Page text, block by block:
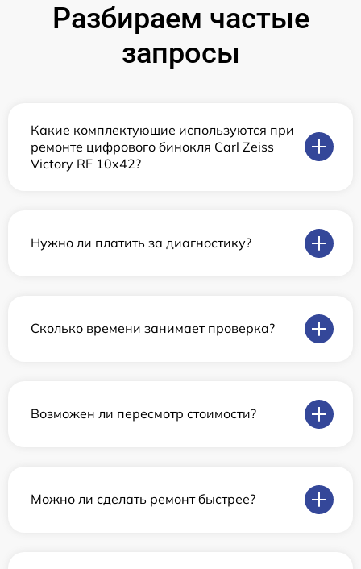
Разбираем частые
запросы
Какие комплектующие используются при
ремонте цифрового бинокля Carl Zeiss
Victory RF 10x42?
Нужно ли платить за диагностику?
Сколько времени занимает проверка?
Возможен ли пересмотр стоимости?
Можно ли сделать ремонт быстрее?